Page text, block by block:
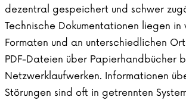
dezentral gespeichert und schwer
Technische Dokumentationen liegen in
Formaten und an unterschiedlichen
PDF-Dateien über Papierhandbücher
Netzwerklaufwerken. Informationen
Störungen sind oft in getrennten